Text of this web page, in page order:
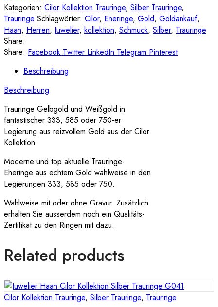
Kategorien: Cilor Kollektion Trauringe, Silber Trauringe,
Trauringe Schlagwörter: Cilor, Eheringe, Gold, Goldankauf,
Haan, Herren, Juwelier, kollektion, Schmuck, Silber, Trauringe
Share:
Share: Facebook Twitter LinkedIn Telegram Pinterest
Beschreibung
Beschreibung
Trauringe Gelbgold und Weißgold in
fantastischer 333, 585 oder 750-er
Legierung aus reizvollem Gold aus der Cilor
Kollektion.
Moderne und top aktuelle Trauringe-
Eheringe aus echtem Gold wahlweise in den
Legierungen 333, 585 oder 750.
Wahlweise mit oder ohne Gravur. Zusätzlich
erhalten Sie ausserdem noch ein Qualitäts-
Zertifikat zu den Ringen mit dazu.
Related products
Cilor Kollektion Trauringe, Silber Trauringe, Trauringe